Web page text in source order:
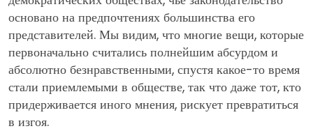
основано на предпочтениях большинства его
представителей. Мы видим, что многие вещи, которые
первоначально считались полнейшим абсурдом и
абсолютно безнравственными, спустя какое-то время
стали приемлемыми в обществе, так что даже тот, кто
придерживается иного мнения, рискует превратиться
в изгоя.